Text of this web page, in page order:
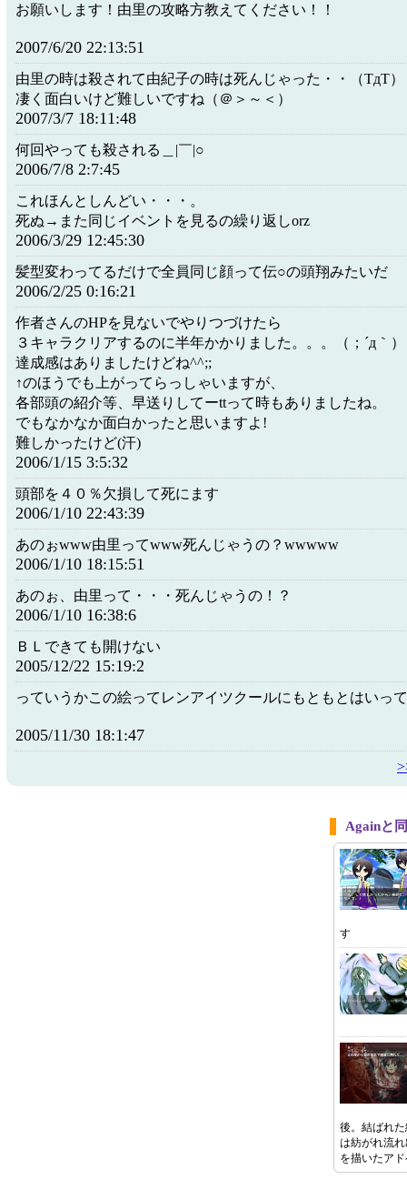
お願いします！由里の攻略方教えてください！！
2007/6/20 22:13:51
由里の時は殺されて由紀子の時は死んじゃった・・（TдT）
凄く面白いけど難しいですね（＠＞～＜）
2007/3/7 18:11:48
何回やっても殺される＿|￣|○
2006/7/8 2:7:45
これほんとしんどい・・・。
死ぬ→また同じイベントを見るの繰り返しorz
2006/3/29 12:45:30
髪型変わってるだけで全員同じ顔って伝○の頭翔みたいだ
2006/2/25 0:16:21
作者さんのHPを見ないでやりつづけたら
３キャラクリアするのに半年かかりました。。。（；´д｀）
達成感はありましたけどね^^;;
↑のほうでも上がってらっしゃいますが、
各部頭の紹介等、早送りしてーttって時もありましたね。
でもなかなか面白かったと思いますよ!
難しかったけど(汗)
2006/1/15 3:5:32
頭部を４０％欠損して死にます
2006/1/10 22:43:39
あのぉwww由里ってwww死んじゃうの？wwwww
2006/1/10 18:15:51
あのぉ、由里って・・・死んじゃうの！？
2006/1/10 16:38:6
ＢＬできても開けない
2005/12/22 15:19:2
っていうかこの絵ってレンアイツクールにもともとはいっ
2005/11/30 18:1:47
Againと
す
後。結ばれ
は紡がれ流
を描いたア